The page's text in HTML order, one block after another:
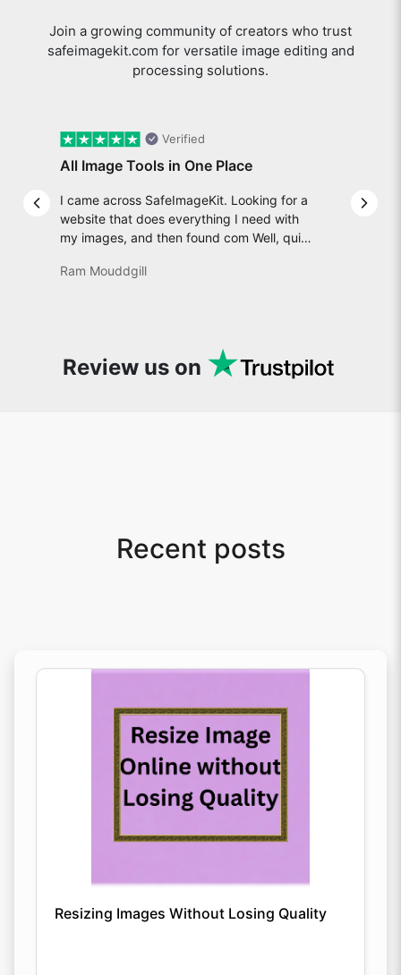
Join a growing community of creators who trust
safeimagekit.com for versatile image editing and
processing solutions.
Previous slide
Verified
All Image Tools in One Place
I came across SafeImageKit. Looking for a
website that does everything I need with
my images, and then found com Well, quite
an incredibly high-speed, stable and easy-
snappy tools every now and then!
Ram Mouddgill
Next
Review us on
Recent posts
Resizing Images Without Losing Quality